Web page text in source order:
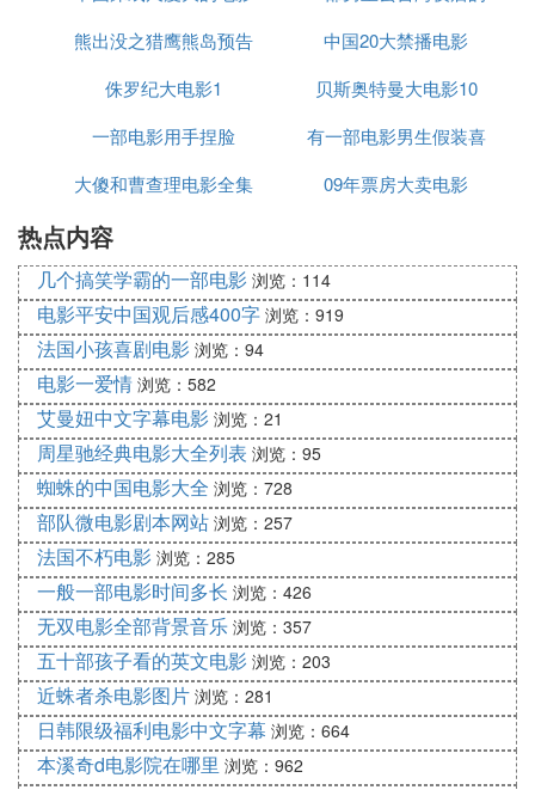
80、1580、1880、2280、2680
闭幕式暨颁奖典礼票价：780、980、1080、1180、
1280、1580、1680
中国金鸡百花电影节(
Festival)，创办于1992年，金鸡百花电影节是由中国
文联和中国电影家协会联合主办的每年一届、为期四
天的国际性影展。在中国大陆各大城市轮流举办。
金鸡百花电影节是中国大陆历史最为悠久，影响和规
模最大，最专业，最具权威性的电影评奖活动。同时
金鸡百花电影节也是中国唯一一个国家级的电影节，
同长春电影节、上海电影节齐名，是中国大陆最专业
的电影盛宴。
1992年创办至今，中国金鸡百花电影节在社会各界的
支持下，走遍了27座城市，谱写出电影与城市的深厚
缘分。2020年中国金鸡百花电影节将在郑州进行第3
5届大众电影消野百花奖的终评。
电影节海报发布
2020年中国金鸡百花电影节发布电影节海报：主体形
象选择大鼎作为背景，以“百花齐放春满园”为灵感，
延展“希望”的意境，秉承简约、大气的风格，通过花
蕊的色彩变幻，突显“心灵故乡
电影
熊出没之猎鹰熊岛预告
大电影
中国20大禁播电影
侏罗纪大电影1
贝斯奥特曼大电影10
一部电影用手捏脸
有一部电影男生假装喜
欢女生
大傻和曹查理电影全集 09年票房大卖电影
热点内容
几个搞笑学霸的一部电影 浏览：114
电影平安中国观后感400字 浏览：919
法国小孩喜剧电影 浏览：94
电影一爱情 浏览：582
艾曼妞中文字幕电影 浏览：21
周星驰经典电影大全列表 浏览：95
蜘蛛的中国电影大全 浏览：728
部队微电影剧本网站 浏览：257
法国不朽电影 浏览：285
一般一部电影时间多长 浏览：426
无双电影全部背景音乐 浏览：357
五十部孩子看的英文电影 浏览：203
近蛛者杀电影图片 浏览：281
日韩限级福利电影中文字幕 浏览：664
本溪奇d电影院在哪里 浏览：962